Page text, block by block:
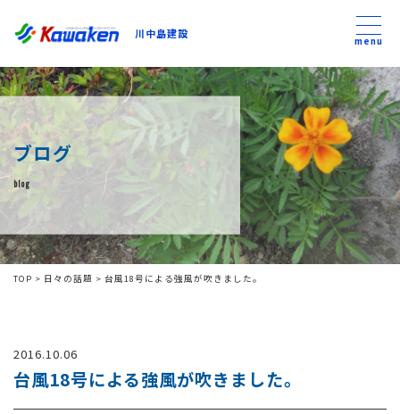
川中島建設
川中島建設
トップ
トピックス
事業内容
私たちについて
コンテンツ
menu
ブログ
blog
TOP > 日々の話題 > 台風18号による強風が吹きました。
2016.10.06
台風18号による強風が吹きました。